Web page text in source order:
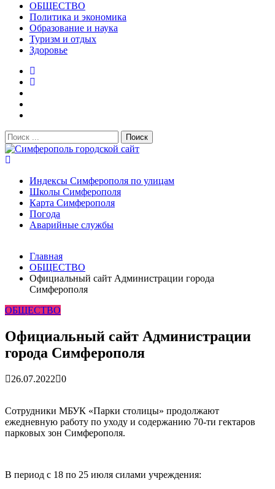
ОБЩЕСТВО
Политика и экономика
Образование и наука
Туризм и отдых
Здоровье
Поиск:
Индексы Симферополя по улицам
Школы Симферополя
Карта Симферополя
Погода
Аварийные службы
После атаки БПЛА на поезд Москва–Симферополь в
Крыму эвакуировали всех пассажиро...08.06.2026
Услуги дератизации в Симферополе и Крыму — цены,
Правительство России выделит Крыму дополнительные
Более 25 тысяч «квадратов» преобразятся в ближайшее
время...26.02.2026
В Симферополе очищают реку Салгир: работы ведутся
Главная
ОБЩЕСТВО
Официальный сайт Администрации города
Симферополя
ОБЩЕСТВО
Официальный сайт Администрации
города Симферополя
26.07.2022 0
​Сотрудники МБУК «Парки столицы» продолжают
ежедневную работу по уходу и содержанию 70-ти гектаров
парковых зон Симферополя.
В период с 18 по 25 июля силами учреждения: